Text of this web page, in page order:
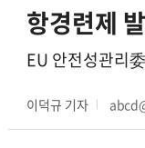
항경련제
EU 안전성관리
이덕규 기자